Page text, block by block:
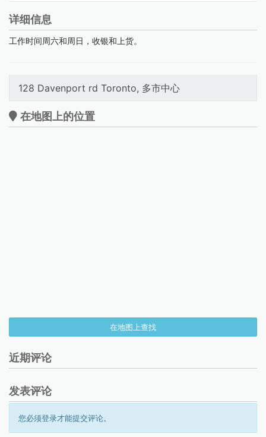
详细信息
工作时间周六和周日，收银和上货。
128 Davenport rd Toronto, 多市中心
在地图上的位置
在地图上查找
近期评论
发表评论
您必须登录才能提交评论。